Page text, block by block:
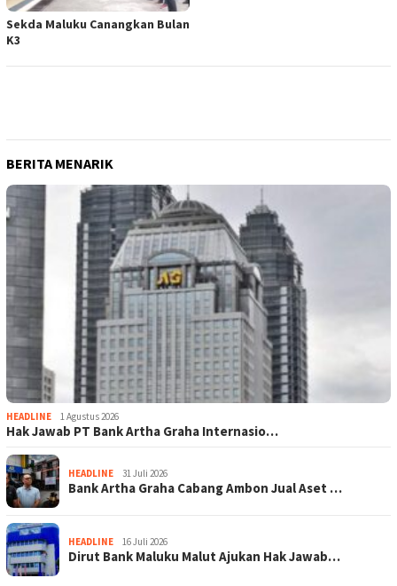
Sekda Maluku Canangkan Bulan
K3
BERITA MENARIK
HEADLINE 1 Agustus 2026
Hak Jawab PT Bank Artha Graha Internasio…
HEADLINE 31 Juli 2026
Bank Artha Graha Cabang Ambon Jual Aset …
HEADLINE 16 Juli 2026
Dirut Bank Maluku Malut Ajukan Hak Jawab…